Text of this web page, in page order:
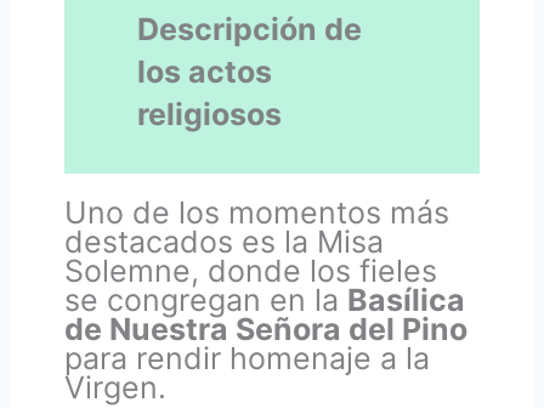
Descripción de
los actos
religiosos
Uno de los momentos más
destacados es la Misa
Solemne, donde los fieles
se congregan en la Basílica
de Nuestra Señora del Pino
para rendir homenaje a la
Virgen.